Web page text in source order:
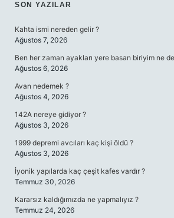
SIDEBAR
SON YAZILAR
Kahta ismi nereden gelir ?
Ağustos 7, 2026
Ben her zaman ayakları yere basan biriyim ne
Ağustos 6, 2026
Avan nedemek ?
Ağustos 4, 2026
142A nereye gidiyor ?
Ağustos 3, 2026
1999 depremi avcıları kaç kişi öldü ?
Ağustos 3, 2026
İyonik yapılarda kaç çeşit kafes vardır ?
Temmuz 30, 2026
Kararsız kaldığımızda ne yapmalıyız ?
Temmuz 24, 2026